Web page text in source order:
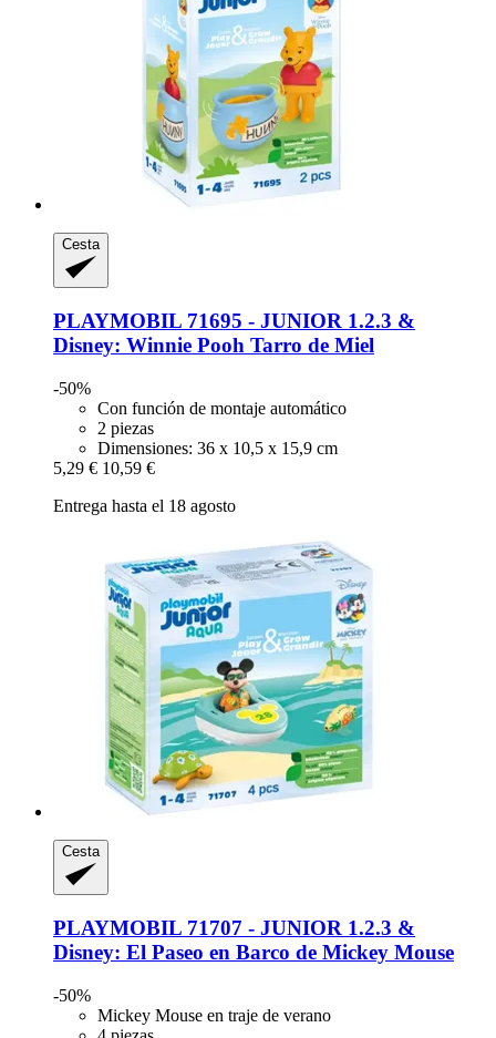
Cesta
PLAYMOBIL 71695 -​ JUNIOR 1.2.3 &
Disney: Winnie Pooh Tarro de Miel
-50%
Con función de montaje automático
2 piezas
Dimensiones: 36 x 10,5 x 15,9 cm
5,29 € 10,59 €
Entrega hasta el 18 agosto
Cesta
PLAYMOBIL 71707 -​ JUNIOR 1.2.3 &
Disney: El Paseo en Barco de Mickey Mouse
-50%
Mickey Mouse en traje de verano